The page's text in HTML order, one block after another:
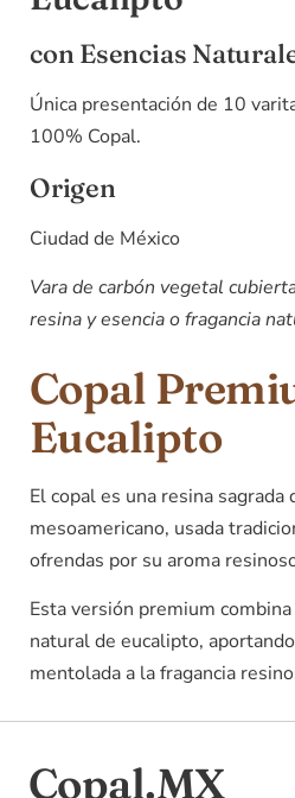
con Esencias
Única presentación de 10
100% Copal.
Origen
Ciudad de México
Vara de carbón vegetal
resina y esencia o fragancia
Copal
Eucalipto
El copal es una resina sagrada
mesoamericano, usada
ofrendas por su aroma
Esta versión premium
natural de eucalipto,
mentolada a la fragancia
Copal.MX